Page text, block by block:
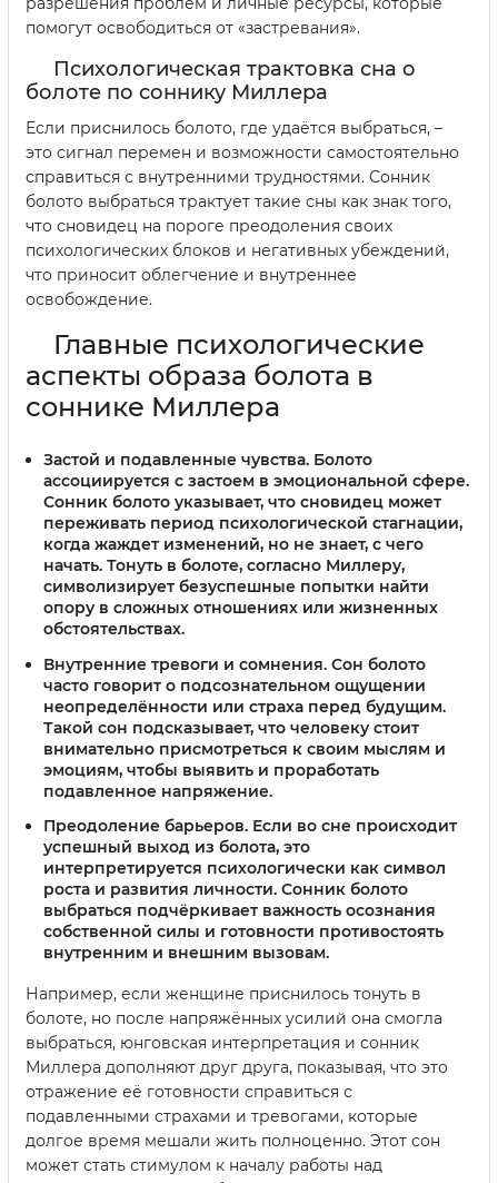
помогут освободиться от «застревания».
Психологическая трактовка сна о
болоте по соннику Миллера
Если приснилось болото, где удаётся выбраться, –
это сигнал перемен и возможности самостоятельно
справиться с внутренними трудностями. Сонник
болото выбраться трактует такие сны как знак того,
что сновидец на пороге преодоления своих
психологических блоков и негативных убеждений,
что приносит облегчение и внутреннее
освобождение.
Главные психологические
аспекты образа болота в
соннике Миллера
Застой и подавленные чувства. Болото
ассоциируется с застоем в эмоциональной сфере.
Сонник болото указывает, что сновидец может
переживать период психологической стагнации,
когда жаждет изменений, но не знает, с чего
начать. Тонуть в болоте, согласно Миллеру,
символизирует безуспешные попытки найти
опору в сложных отношениях или жизненных
обстоятельствах.
Внутренние тревоги и сомнения. Сон болото
часто говорит о подсознательном ощущении
неопределённости или страха перед будущим.
Такой сон подсказывает, что человеку стоит
внимательно присмотреться к своим мыслям и
эмоциям, чтобы выявить и проработать
подавленное напряжение.
Преодоление барьеров. Если во сне происходит
успешный выход из болота, это
интерпретируется психологически как символ
роста и развития личности. Сонник болото
выбраться подчёркивает важность осознания
собственной силы и готовности противостоять
внутренним и внешним вызовам.
Например, если женщине приснилось тонуть в
болоте, но после напряжённых усилий она смогла
выбраться, юнговская интерпретация и сонник
Миллера дополняют друг друга, показывая, что это
отражение её готовности справиться с
подавленными страхами и тревогами, которые
долгое время мешали жить полноценно. Этот сон
может стать стимулом к началу работы над